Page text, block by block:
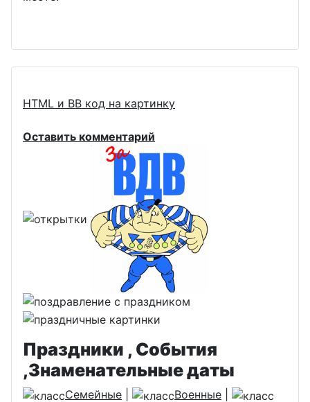
HTML и BB код на картинку
Оставить комментарий
Праздники , События
,Знаменательные даты
Семейные Военные